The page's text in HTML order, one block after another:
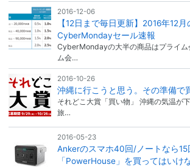
2016-12-06
【12日まで毎日更新】2016年12
CyberMondayセール速報
CyberMondayの大半の商品はプライム
ム会…
2016-10-26
沖縄に行こうと思う。その準備で
それどこ大賞「買い物」 沖縄の気温が
旅…
2016-05-23
Ankerのスマホ40回/ノートなら15
「PowerHouse」を買ってはいけ